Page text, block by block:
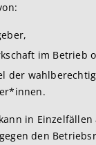
im Betrieb
der
in Einzelfällen
den